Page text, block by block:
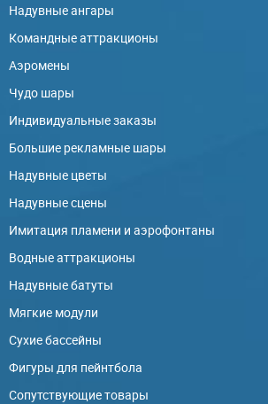
Надувные ангары
Командные аттракционы
Аэромены
Чудо шары
Индивидуальные заказы
Большие рекламные шары
Надувные цветы
Надувные сцены
Имитация пламени и аэрофонтаны
Водные аттракционы
Надувные батуты
Мягкие модули
Сухие бассейны
Фигуры для пейнтбола
Сопутствующие товары